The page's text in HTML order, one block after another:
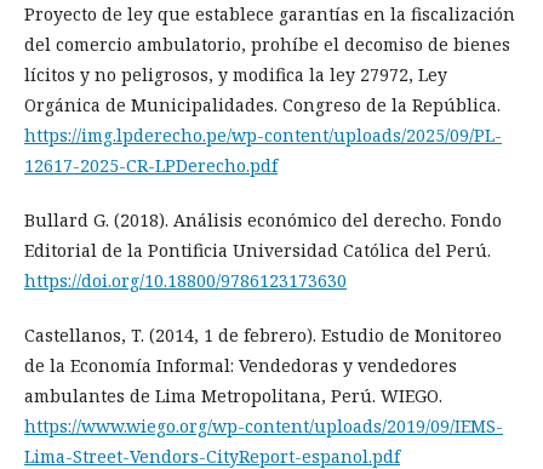
Proyecto de ley que establece garantías en la fiscalización
del comercio ambulatorio, prohíbe el decomiso de bienes
lícitos y no peligrosos, y modifica la ley 27972, Ley
Orgánica de Municipalidades. Congreso de la República.
https://img.lpderecho.pe/wp-content/uploads/2025/09/PL-
12617-2025-CR-LPDerecho.pdf
Bullard G. (2018). Análisis económico del derecho. Fondo
Editorial de la Pontificia Universidad Católica del Perú.
https://doi.org/10.18800/9786123173630
Castellanos, T. (2014, 1 de febrero). Estudio de Monitoreo
de la Economía Informal: Vendedoras y vendedores
ambulantes de Lima Metropolitana, Perú. WIEGO.
https://www.wiego.org/wp-content/uploads/2019/09/IEMS-
Lima-Street-Vendors-CityReport-espanol.pdf